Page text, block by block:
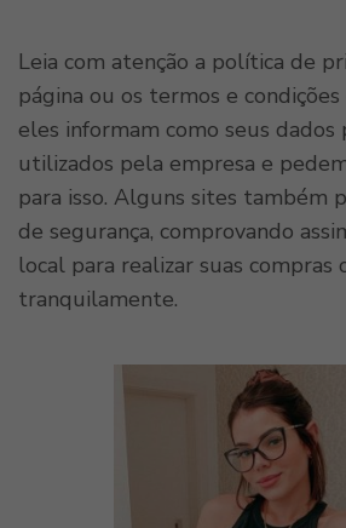
Leia com atenção a política de
página ou os termos e condições
eles informam como seus dados
utilizados pela empresa e
para isso. Alguns sites também
de segurança, comprovando
local para realizar suas compras
tranquilamente.